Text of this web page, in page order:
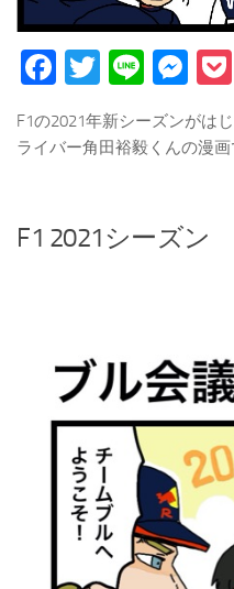
Facebook
Twitter
Line
F1の2021年新シーズンがは
ライバー角田裕毅くんの漫画
F1 2021シーズン